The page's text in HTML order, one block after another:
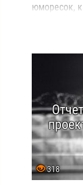
юморесок,
318